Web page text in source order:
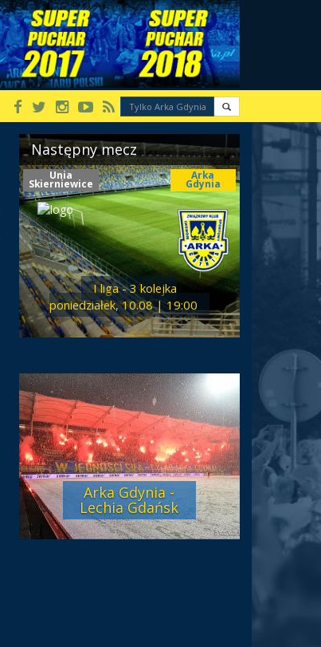
Następny mecz
Unia
Skierniewice
Arka
Gdynia
I liga - 3 kolejka
poniedziałek, 10.08 | 19:00
Arka Gdynia -
Lechia Gdańsk